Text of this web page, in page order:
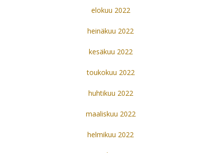
elokuu 2022
heinäkuu 2022
kesäkuu 2022
toukokuu 2022
huhtikuu 2022
maaliskuu 2022
helmikuu 2022